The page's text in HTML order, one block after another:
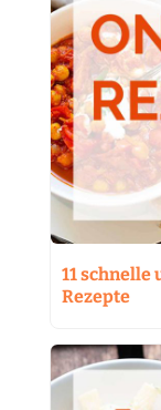
11 schnelle
Rezepte